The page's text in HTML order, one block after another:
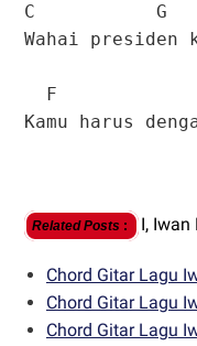
C G
Wahai presiden
F
Kamu harus
Related Posts : I, Iwan
Chord Gitar Lagu
Chord Gitar Lagu
Chord Gitar Lagu